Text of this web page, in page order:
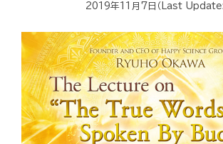
2019年11月7日 （Last Update: